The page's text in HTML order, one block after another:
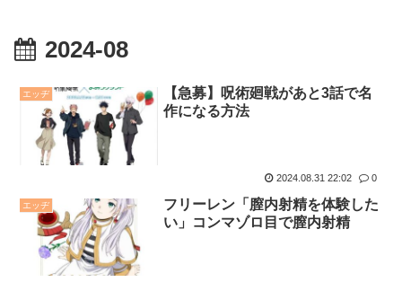
2024-08
エッヂ
【急募】呪術廻戦があと3話で名
作になる方法
2024.08.31 22:02 0
エッヂ
フリーレン「膣内射精を体験した
い」コンマゾロ目で膣内射精